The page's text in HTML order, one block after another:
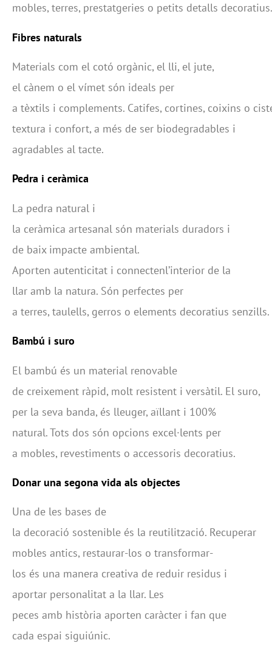
mobles, terres, prestatgeries o petits detalls decoratius.
Fibres naturals
Materials com el cotó orgànic, el lli, el jute,
el cànem o el vímet són ideals per
a tèxtils i complements. Catifes, cortines, coixins o
textura i confort, a més de ser biodegradables i
agradables al tacte.
Pedra i ceràmica
La pedra natural i
la ceràmica artesanal són materials duradors i
de baix impacte ambiental.
Aporten autenticitat i connectenl’interior de la
llar amb la natura. Són perfectes per
a terres, taulells, gerros o elements decoratius senzills.
Bambú i suro
El bambú és un material renovable
de creixement ràpid, molt resistent i versàtil. El suro,
per la seva banda, és lleuger, aïllant i 100%
natural. Tots dos són opcions excel·lents per
a mobles, revestiments o accessoris decoratius.
Donar una segona vida als objectes
Una de les bases de
la decoració sostenible és la reutilització. Recuperar
mobles antics, restaurar-los o transformar-
los és una manera creativa de reduir residus i
aportar personalitat a la llar. Les
peces amb història aporten caràcter i fan que
cada espai siguiúnic.